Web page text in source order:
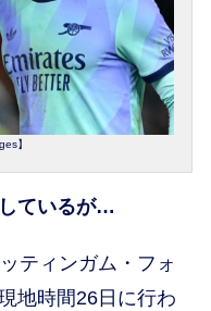
】
しているが…
ティンガム・フォ
地時間26日に行わ